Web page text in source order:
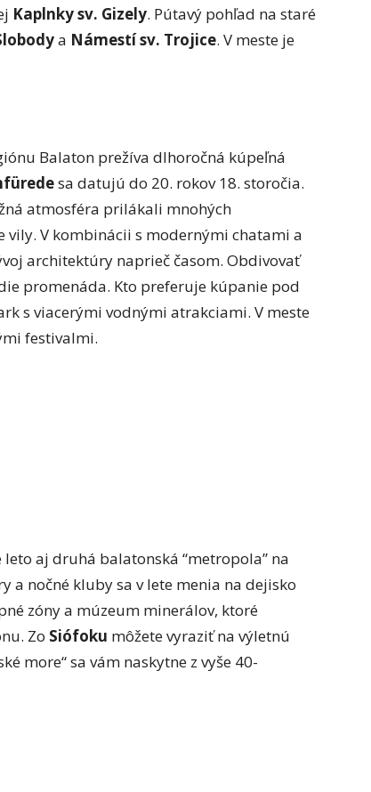
Kaplnky sv. Gizely. Pútavý pohľad na staré
a Námestí sv. Trojice. V meste je
Balaton prežíva dlhoročná kúpeľná
sa datujú do 20. rokov 18. storočia.
atmosféra prilákali mnohých
V kombinácii s modernými chatami a
architektúry naprieč časom. Obdivovať
promenáda. Kto preferuje kúpanie pod
s viacerými vodnými atrakciami. V meste
festivalmi.
aj druhá balatonská “metropola” na
a nočné kluby sa v lete menia na dejisko
zóny a múzeum minerálov, ktoré
Zo Siófoku môžete vyraziť na výletnú
more“ sa vám naskytne z vyše 40-